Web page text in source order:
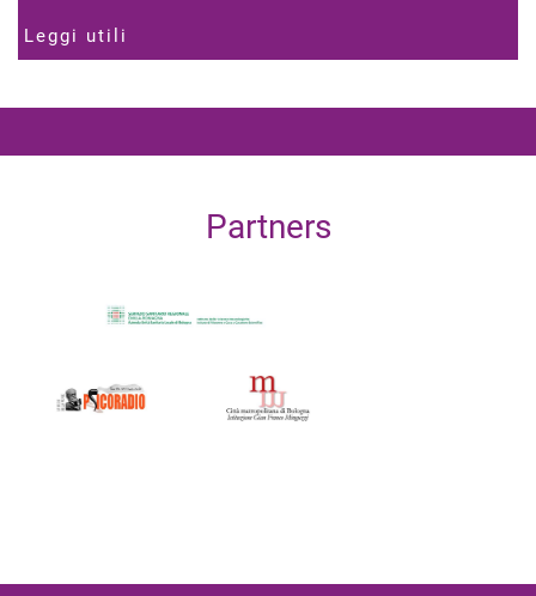
Leggi utili
Partners